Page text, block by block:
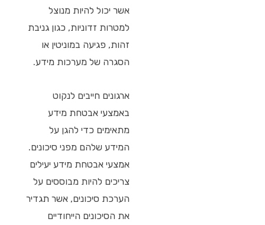
אשר יכול להיות מנוצל
למטרות זדוניות, כגון גניבת
זהות, פגיעה במוניטין או
הסגרה של מערכות מידע.
ארגונים חייבים לנקוט
באמצעי אבטחת מידע
מתאימים כדי להגן על
המידע שלהם מפני סיכונים.
אמצעי אבטחת מידע יעילים
צריכים להיות מבוססים על
הערכת סיכונים, אשר תגדיר
את הסיכונים הייחודיים